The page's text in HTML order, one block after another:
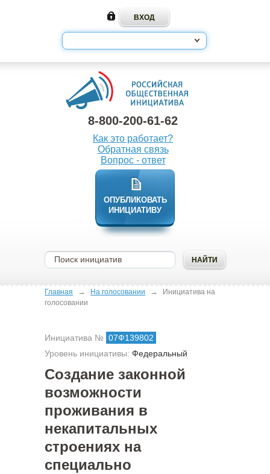
8-800-200-61-62
Как это работает?
Обратная связь
Вопрос - ответ
ОПУБЛИКОВАТЬ
ИНИЦИАТИВУ
Главная → На голосовании →
Инициатива на
голосовании
Инициатива № 07Ф139802
Уровень инициативы: Федеральный
Создание законной
возможности
проживания в
некапитальных
строениях на
специально